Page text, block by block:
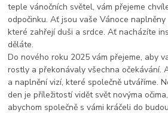
teple vánočních světel, vám přejeme
odpočinku. Ať jsou vaše Vánoce naplněny
které zahřejí duši a srdce. Ať nacházíte
děláte.
Do nového roku 2025 vám přejeme, aby
rostly a překonávaly všechna očekávání.
a naplnění vizí, které společně utváříme.
den je příležitostí vidět svět novýma
abychom společně s vámi kráčeli do